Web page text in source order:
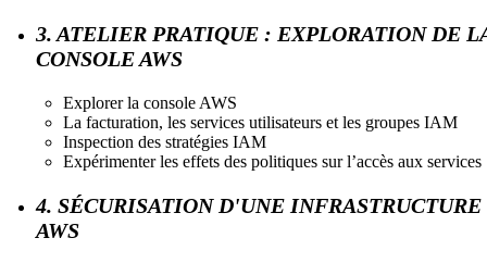
3. ATELIER PRATIQUE : EXPLORATION DE
CONSOLE AWS
Explorer la console AWS
La facturation, les services utilisateurs et les groupes IAM
Inspection des stratégies IAM
Expérimenter les effets des politiques sur l’accès aux services
4. SÉCURISATION D'UNE INFRASTRUCTURE
AWS